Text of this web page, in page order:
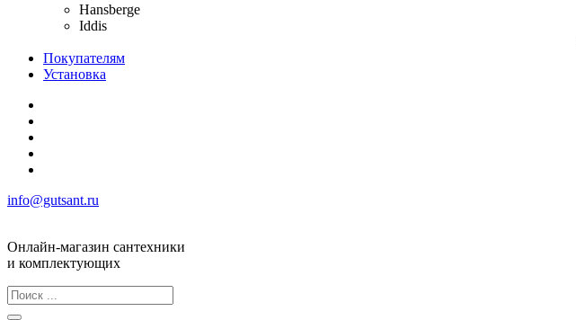
Hansberge
Iddis
Покупателям
Установка
info@gutsant.ru
Онлайн-магазин сантехники
и комплектующих